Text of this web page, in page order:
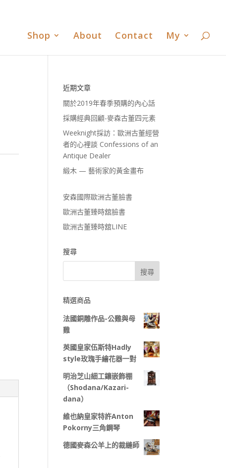
Shop About Contact My
近期文章
關於2019年春季預購的內心話
採購經典回顧-麥森古董四元素
Weeknight採訪：歐洲古董經營
者的心裡談 Confessions of an
Antique Dealer
緞木 — 藝術家的黃金畫布
安森國際歐洲古董臉書
歐洲古董臻時舘臉書
歐洲古董臻時舘LINE
搜尋
精選商品
法國銅雕作品-公雞與母
雞
英國皇家伍斯特Hadly
style玫瑰手繪花器一對
明治芝山細工鑲嵌飾棚
（Shodana/Kazari-
dana）
維也納皇家特許Anton
Pokorny三角鋼琴
德國麥森公羊上的裁縫師